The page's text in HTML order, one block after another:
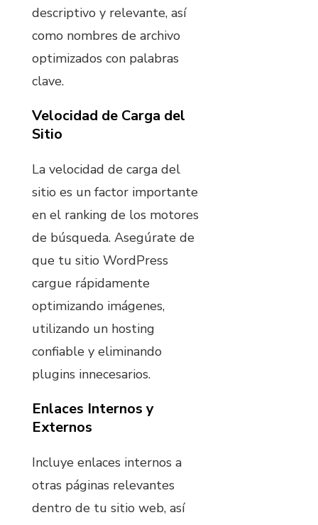
descriptivo y relevante, así
como nombres de archivo
optimizados con palabras
clave.
Velocidad de Carga del
Sitio
La velocidad de carga del
sitio es un factor importante
en el ranking de los motores
de búsqueda. Asegúrate de
que tu sitio WordPress
cargue rápidamente
optimizando imágenes,
utilizando un hosting
confiable y eliminando
plugins innecesarios.
Enlaces Internos y
Externos
Incluye enlaces internos a
otras páginas relevantes
dentro de tu sitio web, así